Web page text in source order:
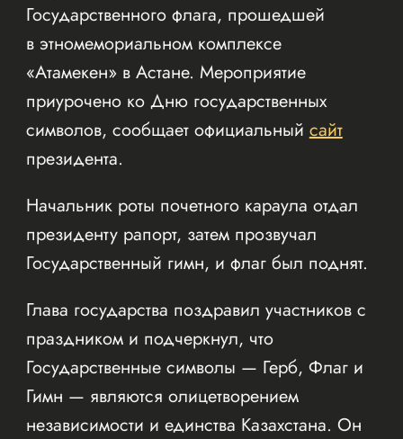
Государственного флага, прошедшей
в этномемориальном комплексе
«Атамекен» в Астане. Мероприятие
приурочено ко Дню государственных
символов, сообщает официальный сайт
президента.
Начальник роты почетного караула отдал
президенту рапорт, затем прозвучал
Государственный гимн, и флаг был поднят.
Глава государства поздравил участников с
праздником и подчеркнул, что
Государственные символы — Герб, Флаг и
Гимн — являются олицетворением
независимости и единства Казахстана. Он